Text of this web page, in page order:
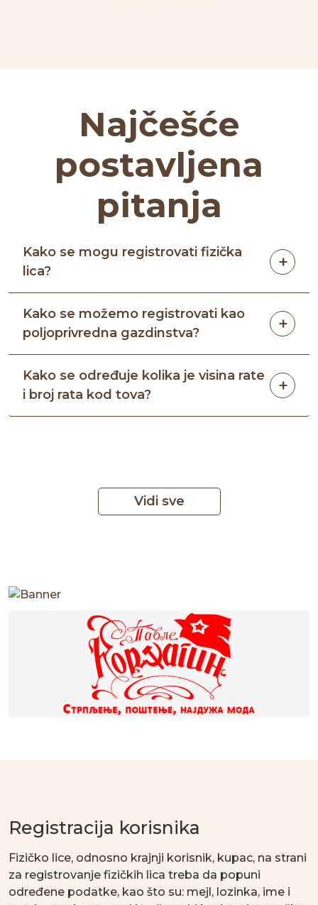
Najčešće
postavljena
pitanja
Kako se mogu registrovati fizička
lica?
Kako se možemo registrovati kao
poljoprivredna gazdinstva?
Kako se određuje kolika je visina rate
i broj rata kod tova?
Vidi sve
Registracija korisnika
Fizičko lice, odnosno krajnji korisnik, kupac, na strani
za registrovanje fizičkih lica treba da popuni
određene podatke, kao što su: mejl, lozinka, ime i